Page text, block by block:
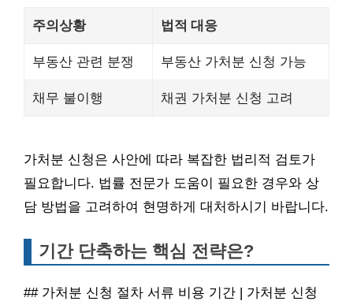
주의상황 법적 대응
부동산 관련 분쟁 부동산 가처분 신청 가능
채무 불이행 채권 가처분 신청 고려
가처분 신청은 사안에 따라 복잡한 법리적 검토가
필요합니다. 법률 전문가 도움이 필요한 경우와 상
담 방법을 고려하여 현명하게 대처하시기 바랍니다.
기간 단축하는 핵심 전략은?
## 가처분 신청 절차 서류 비용 기간 | 가처분 신청